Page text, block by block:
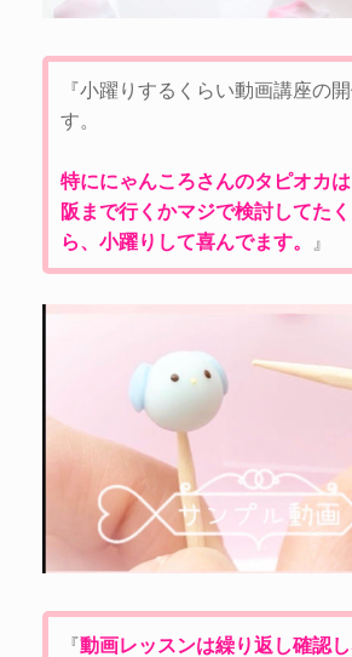
『小躍りするくらい動画講座の
す。
特ににゃんころさんのタピオカ
阪まで行くかマジで検討してた
ら、小躍りして喜んでます。 』
『動画レッスンは繰り返し確認